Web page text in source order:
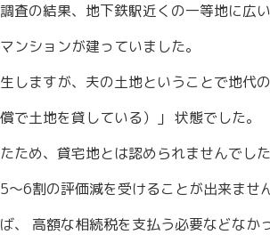
査の結果、地下鉄駅近くの一等地に広
ンションが建っていました。
しますが、夫の土地ということで地代
で土地を貸している）」 状態でした。
ため、貸宅地とは認められませんでし
～6割の評価減を受けることが出来ませ
、 高額な相続税を支払う必要などな